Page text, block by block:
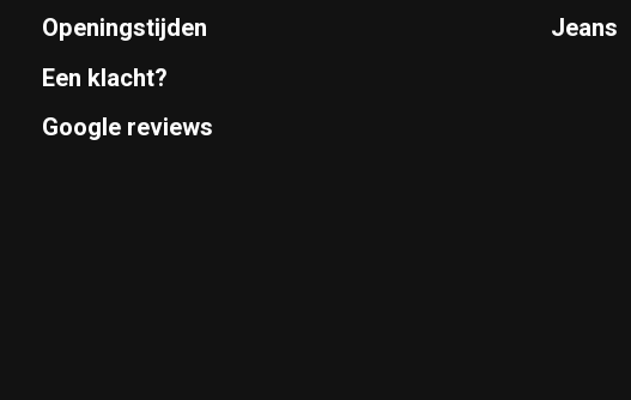
Openingstijden
Een klacht?
Google reviews
Jeans